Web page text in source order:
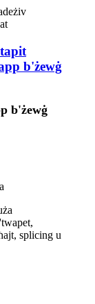
b'żewġ
b'żewġ
splicing u